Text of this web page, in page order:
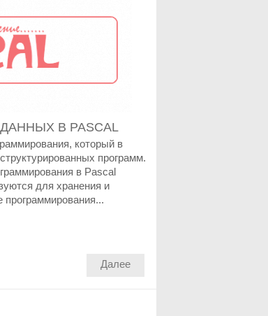
В PASCAL
который в
программ.
в Pascal
для хранения и
Далее